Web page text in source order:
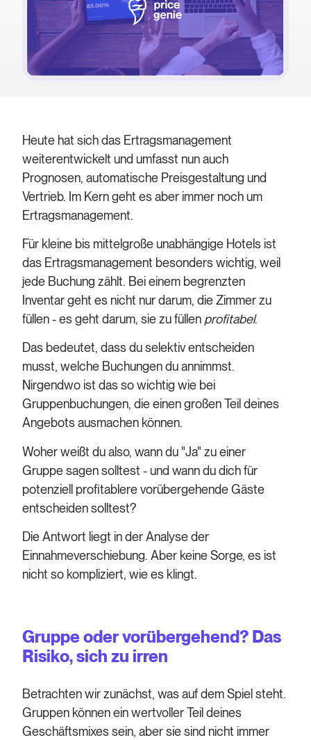
Heute hat sich das Ertragsmanagement
weiterentwickelt und umfasst nun auch
Prognosen, automatische Preisgestaltung und
Vertrieb. Im Kern geht es aber immer noch um
Ertragsmanagement.
Für kleine bis mittelgroße unabhängige Hotels ist
das Ertragsmanagement besonders wichtig, weil
jede Buchung zählt. Bei einem begrenzten
Inventar geht es nicht nur darum, die Zimmer zu
füllen - es geht darum, sie zu füllen profitabel.
Das bedeutet, dass du selektiv entscheiden
musst, welche Buchungen du annimmst.
Nirgendwo ist das so wichtig wie bei
Gruppenbuchungen, die einen großen Teil deines
Angebots ausmachen können.
Woher weißt du also, wann du "Ja" zu einer
Gruppe sagen solltest - und wann du dich für
potenziell profitablere vorübergehende Gäste
entscheiden solltest?
Die Antwort liegt in der Analyse der
Einnahmeverschiebung. Aber keine Sorge, es ist
nicht so kompliziert, wie es klingt.
Gruppe oder vorübergehend? Das
Risiko, sich zu irren
Betrachten wir zunächst, was auf dem Spiel steht.
Gruppen können ein wertvoller Teil deines
Geschäftsmixes sein, aber sie sind nicht immer